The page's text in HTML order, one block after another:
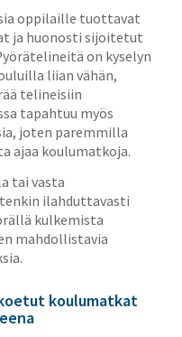
oppilaille tuottavat
ja huonosti sijoitetut
on kyselyn
liian vähän,
telineisiin
tapahtuu myös
joten paremmilla
ajaa koulumatkoja.
tai vasta
ilahduttavasti
kulkemista
mahdollistavia
koulumatkat